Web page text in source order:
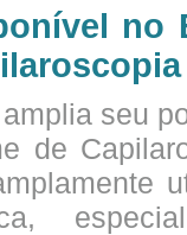
no
seu
de